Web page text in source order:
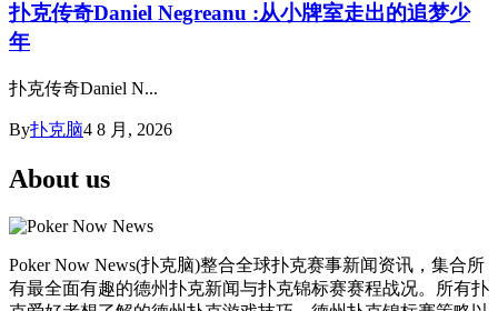
扑克传奇Daniel Negreanu :从小牌室走出的追梦少
年
扑克传奇Daniel N...
By扑克脑4 8 月, 2026
About us
Poker Now News(扑克脑)整合全球扑克赛事新闻资讯，集合所
有最全面有趣的德州扑克新闻与扑克锦标赛赛程战况。所有扑